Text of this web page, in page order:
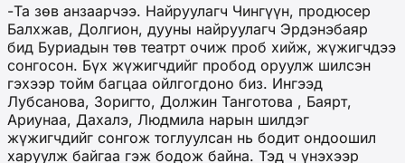
-Та зөв анзаарчээ. Найруулагч Чингүүн, продюсер
Балхжав, Долгион, дууны найруулагч Эрдэнэбаяр
бид Буриадын төв театрт очиж проб хийж, жүжигчдээ
сонгосон. Бүх жүжигчдийг пробод оруулж шилсэн
гэхээр тойм багцаа ойлгогдоно биз. Ингээд
Лубсанова, Зоригто, Должин Танготова , Баярт,
Ариунаа, Дахалэ, Людмила нарын шилдэг
жүжигчдийг сонгож тоглуулсан нь бодит ондоошил
харуулж байгаа гэж бодож байна. Тэд ч үнэхээр